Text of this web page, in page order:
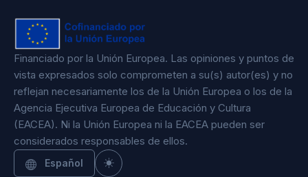
Financiado por la Unión Europea. Las opiniones y puntos de
vista expresados solo comprometen a su(s) autor(es) y no
reflejan necesariamente los de la Unión Europea o los de la
Agencia Ejecutiva Europea de Educación y Cultura
(EACEA). Ni la Unión Europea ni la EACEA pueden ser
considerados responsables de ellos.
Español
Toggle theme